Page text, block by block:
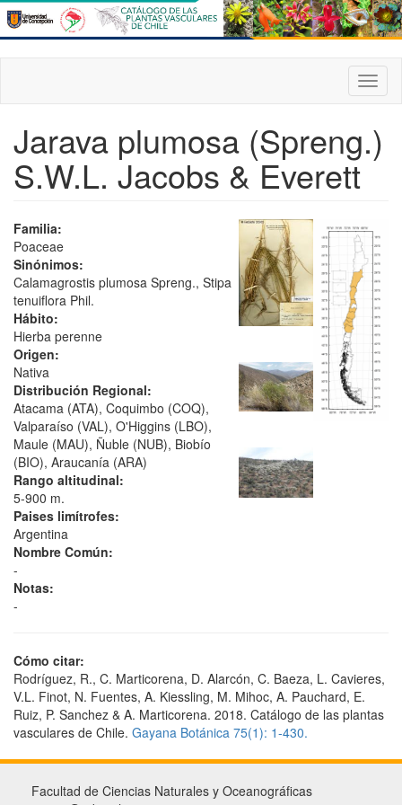
Pasar
al
contenido
principal
Jarava plumosa (Spreng.)
S.W.L. Jacobs & Everett
Familia:
Poaceae
Sinónimos:
Calamagrostis plumosa Spreng., Stipa
tenuiflora Phil.
Hábito:
Hierba perenne
Origen:
Nativa
Distribución Regional:
Atacama (ATA), Coquimbo (COQ),
Valparaíso (VAL), O'Higgins (LBO),
Maule (MAU), Ñuble (NUB), Biobío
(BIO), Araucanía (ARA)
Rango altitudinal:
5-900 m.
Paises limítrofes:
Argentina
Nombre Común:
-
Notas:
-
Cómo citar:
Rodríguez, R., C. Marticorena, D. Alarcón, C. Baeza, L. Cavieres,
V.L. Finot, N. Fuentes, A. Kiessling, M. Mihoc, A. Pauchard, E.
Ruiz, P. Sanchez & A. Marticorena. 2018. Catálogo de las plantas
vasculares de Chile. Gayana Botánica 75(1): 1-430.
Facultad de Ciencias Naturales y Oceanográficas